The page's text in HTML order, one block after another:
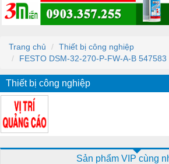
Trang chủ
Thiết bị công nghiệp
FESTO DSM-32-270-P-FW-A-B 547583
Thiết bị công nghiệp
Sản phẩm VIP cùng